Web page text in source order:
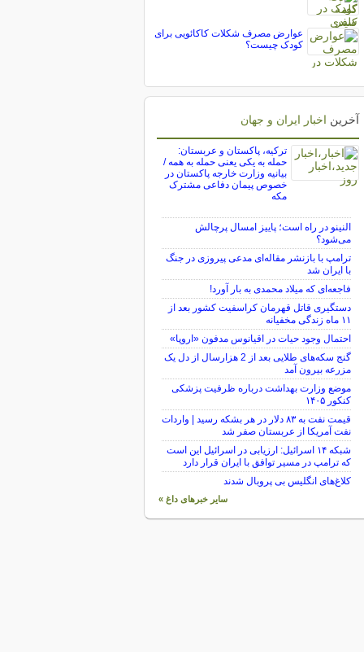
عوارض مصرف شکلات کاکائویی برای
کودک چیست؟
آخرین اخبار ایران و جهان
ترکیه، پاکستان و عربستان:
حمله به یکی یعنی حمله به همه /
بیانیه وزارت خارجه پاکستان در
خصوص پیمان دفاعی مشترک
مکه
النینو در راه است؛ پاییز امسال پرچالش
می‌شود؟
ترامپ با بازنشر مقاله‌ای مدعی پیروزی در جنگ
با ایران شد
فاجعه‌ای که میلاد محمدی به بار آورد!
دستگیری قاتل قهرمان کراسفیت کشور بعد از
۱۱ ماه زندگی مخفیانه
احتمال وجود حیات در اقیانوس مدفون «اروپا»
گنج سکه‌های طلایی بعد از 2 هزارسال از دل یک
مزرعه بیرون آمد
موضع وزارت بهداشت درباره ظرفیت پزشکی
کنکور ۱۴۰۵
قیمت نفت به ۸۳ دلار در هر بشکه رسید | واردات
نفت آمریکا از عربستان صفر شد
شبکه ۱۴ اسرائیل: ارزیابی در اسرائیل این است
که ترامپ در مسیر توافق با ایران قرار دارد
کلاغ‌های انگلیس بی پروبال شدند
سایر خبرهای داغ »